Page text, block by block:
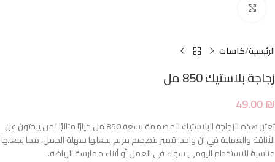
الرئيسية كاسات
زجاجة بلاستيك 850 مل
49.00₪
تعتبر هذه الزجاجة البلاستيك المصممة بسعة 850 مل خيارًا مثاليًا لمن يبحثون عن
الأناقة والعملية في آن واحد. تتميز بتصميم مريح يجعلها سهلة الحمل، مما يجعلها
مناسبة للاستخدام اليومي سواء في العمل أو أثناء ممارسة الرياضة.